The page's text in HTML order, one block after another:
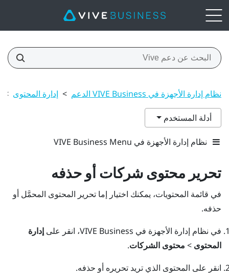
نظام إدارة الأجهزة في VIVE Business الدعم > إدارة المحتوى >
أدلة المستخدم
نظام إدارة الأجهزة في VIVE Business Menu
تحرير محتوى شركات أو حذفه
في قائمة المحتويات، يمكنك اختيار إما تحرير المحتوى المحمَّل أو
حذفه.
في نظام إدارة الأجهزة في VIVE Business ، انقر على إدارة
المحتوى > محتوى الشركات.
انقر على المحتوى الذي تريد تحريره أو حذفه.